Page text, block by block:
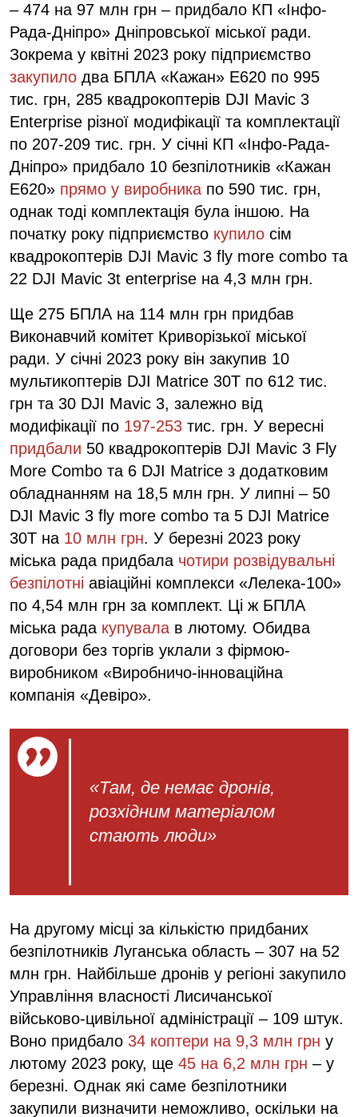
– 474 на 97 млн грн – придбало КП «Інфо-
Рада-Дніпро» Дніпровської міської ради.
Зокрема у квітні 2023 року підприємство
закупило два БПЛА «Кажан» Е620 по 995
тис. грн, 285 квадрокоптерів DJI Mavic 3
Enterprise різної модифікації та комплектації
по 207-209 тис. грн. У січні КП «Інфо-Рада-
Дніпро» придбало 10 безпілотників «Кажан
Е620» прямо у виробника по 590 тис. грн,
однак тоді комплектація була іншою. На
початку року підприємство купило сім
квадрокоптерів DJI Mavic 3 fly more combo та
22 DJI Mavic 3t enterprise на 4,3 млн грн.
Ще 275 БПЛА на 114 млн грн придбав
Виконавчий комітет Криворізької міської
ради. У січні 2023 року він закупив 10
мультикоптерів DJI Matrice 30T по 612 тис.
грн та 30 DJI Mavic 3, залежно від
модифікації по 197-253 тис. грн. У вересні
придбали 50 квадрокоптерів DJI Mavic 3 Fly
More Combo та 6 DJI Matrice з додатковим
обладнанням на 18,5 млн грн. У липні – 50
DJI Mavic 3 fly more combo та 5 DJI Matrice
30T на 10 млн грн. У березні 2023 року
міська рада придбала чотири розвідувальні
безпілотні авіаційні комплекси «Лелека-100»
по 4,54 млн грн за комплект. Ці ж БПЛА
міська рада купувала в лютому. Обидва
договори без торгів уклали з фірмою-
виробником «Виробничо-інноваційна
компанія «Девіро».
«Там, де немає дронів,
розхідним матеріалом
стають люди»
На другому місці за кількістю придбаних
безпілотників Луганська область – 307 на 52
млн грн. Найбільше дронів у регіоні закупило
Управління власності Лисичанської
військово-цивільної адміністрації – 109 штук.
Воно придбало 34 коптери на 9,3 млн грн у
лютому 2023 року, ще 45 на 6,2 млн грн – у
березні. Однак які саме безпілотники
закупили визначити неможливо, оскільки на